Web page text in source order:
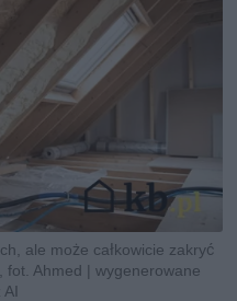
ale może całkowicie zakryć
fot. Ahmed | wygenerowane
AI